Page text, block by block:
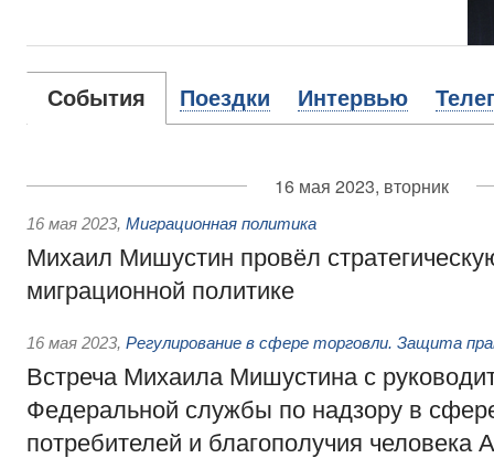
События Поездки Интервью
16 мая 2023, вторник
16 мая 2023, Миграционная политика
Михаил Мишустин провёл
миграционной политике
16 мая 2023, Регулирование в сфере торговли. Защита
Встреча Михаила Мишустина с
Федеральной службы по надзору в
потребителей и благополучия человека